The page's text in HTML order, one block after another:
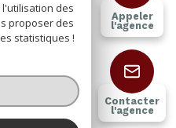
Appeler
l'agence
Contacter
l'agence
des
proposer des
statistiques !